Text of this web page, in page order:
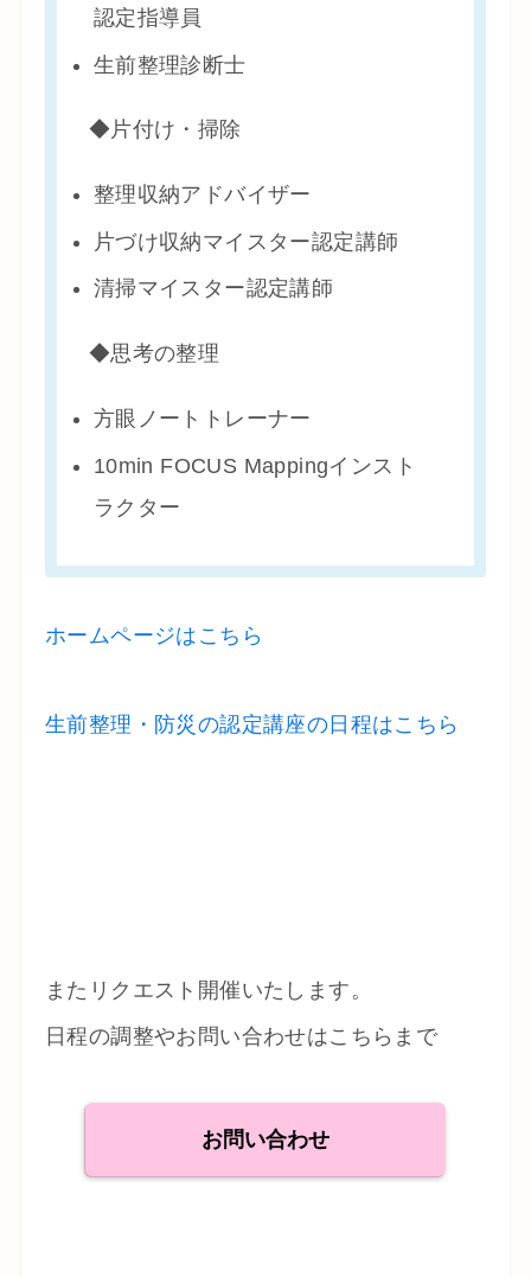
認定指導員
生前整理診断士
◆片付け・掃除
整理収納アドバイザー
片づけ収納マイスター認定講師
清掃マイスター認定講師
◆思考の整理
方眼ノートトレーナー
10min FOCUS Mappingインスト
ラクター
ホームページはこちら
生前整理・防災の認定講座の日程はこちら
またリクエスト開催いたします。
日程の調整やお問い合わせはこちらまで
お問い合わせ